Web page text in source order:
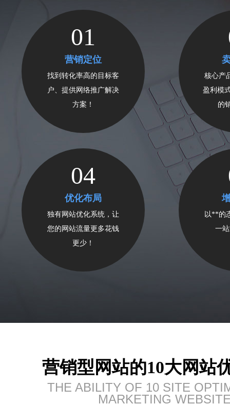
01
营销定位
找到转化率高的目标客
户、提供网络推广解决
方案！
核心产
盈利模
的
04
优化布局
独有网站优化系统，让
您的网站流量更多花钱
更少！
以**的
一
营销型网站的10大网站
THE ABILITY OF 10 SITE
MARKETING